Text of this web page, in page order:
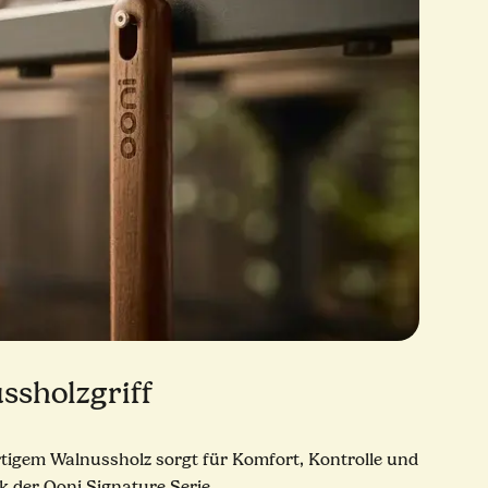
Walnussholz sorgt für Komfort, Kontrolle und